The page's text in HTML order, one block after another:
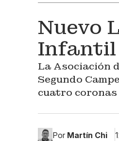
Nuevo
Infantil
La Asociación
Segundo
cuatro coronas
Por Martín Chi